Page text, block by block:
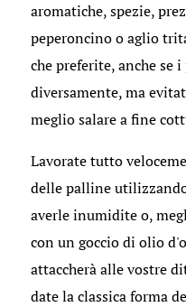
aromatiche, spezie,
peperoncino o aglio
che preferite, anche se
diversamente, ma
meglio salare a fine
Lavorate tutto
delle palline
averle inumidite o,
con un goccio di olio
attaccherà alle vostre
date la classica forma